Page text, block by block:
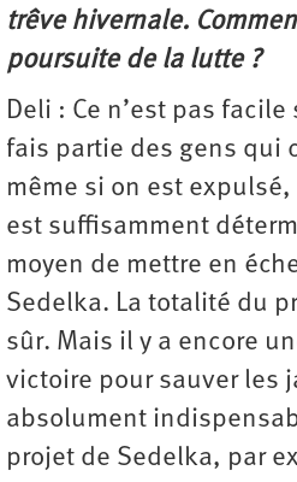
trêve hivernale.
poursuite de la lutte ?
Deli : Ce n’est pas
fais partie des gens qui
même si on est
est suffisamment
moyen de mettre en
Sedelka. La totalité du
sûr. Mais il y a encore
victoire pour sauver les
absolument
projet de Sedelka, par